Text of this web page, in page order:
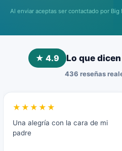
Al enviar aceptas ser contactado por
★ 4.9 Lo que
436 reseñas
★★★★★
Una alegría con la cara de mi
padre